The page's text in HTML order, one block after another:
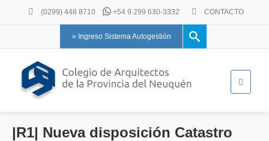
(0299) 448 8710 +54 9 299 630-3332 CONTACTO
» Ingreso Sistema Autogestión
|R1| Nueva disposición Catastro